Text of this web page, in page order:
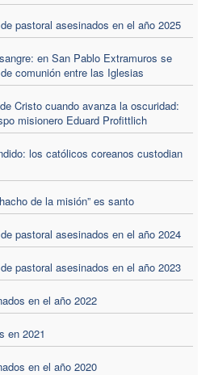
pastoral asesinados en el año 2025
en San Pablo Extramuros se
comunión entre las Iglesias
Cristo cuando avanza la oscuridad:
misionero Eduard Profittlich
los católicos coreanos custodian
de la misión” es santo
pastoral asesinados en el año 2024
pastoral asesinados en el año 2023
en el año 2022
en 2021
en el año 2020